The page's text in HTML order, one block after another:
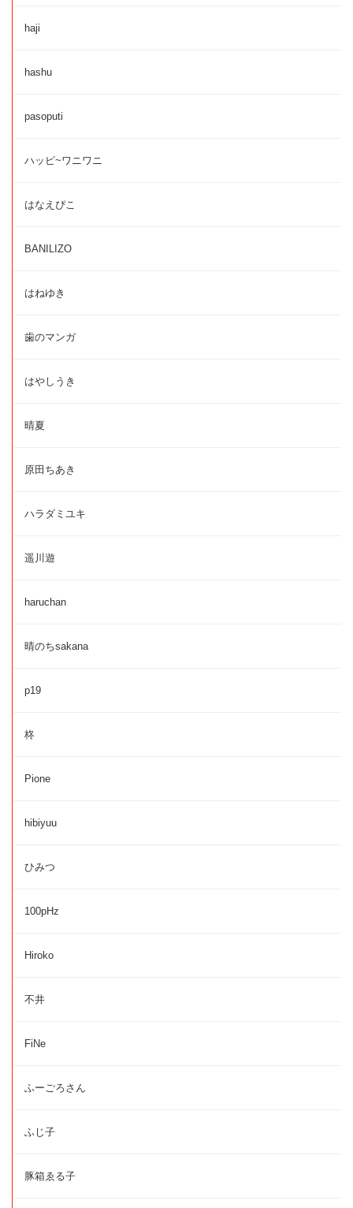
haji
hashu
pasoputi
ハッピ~ワニワニ
はなえぴこ
BANILIZO
はねゆき
歯のマンガ
はやしうき
晴夏
原田ちあき
ハラダミユキ
遥川遊
haruchan
晴のちsakana
p19
柊
Pione
hibiyuu
ひみつ
100pHz
Hiroko
不井
FiNe
ふーごろさん
ふじ子
豚箱ゑる子